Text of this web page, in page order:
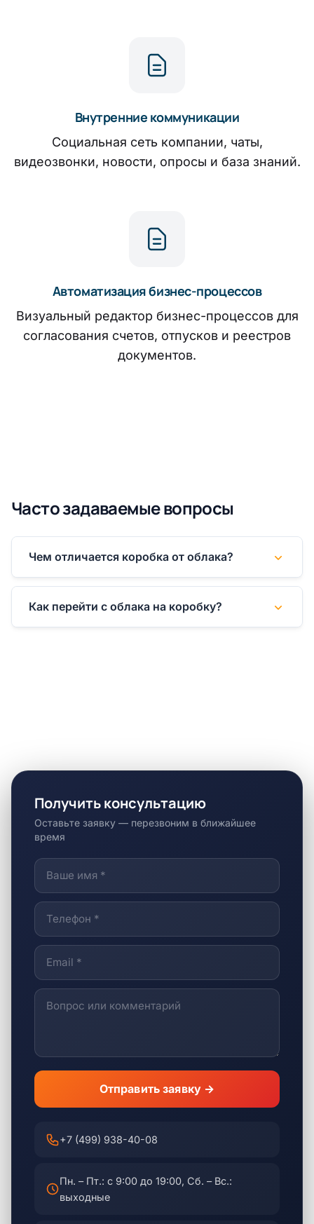
Внутренние коммуникации
Социальная сеть компании, чаты,
видеозвонки, новости, опросы и база знаний.
Автоматизация бизнес-процессов
Визуальный редактор бизнес-процессов для
согласования счетов, отпусков и реестров
документов.
Часто задаваемые вопросы
Чем отличается коробка от облака?
Как перейти с облака на коробку?
Получить консультацию
Оставьте заявку — перезвоним в ближайшее
время
Отправить заявку →
+7 (499) 938-40-08
Пн. – Пт.: с 9:00 до 19:00, Сб. – Вс.:
выходные